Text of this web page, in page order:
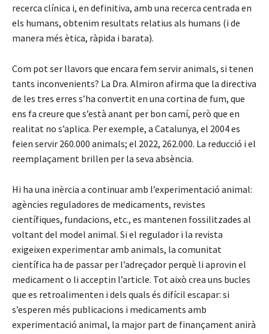
recerca clínica i, en definitiva, amb una recerca centrada en
els humans, obtenim resultats relatius als humans (i de
manera més ètica, ràpida i barata).
Com pot ser llavors que encara fem servir animals, si tenen
tants inconvenients? La Dra. Almiron afirma que la directiva
de les tres erres s’ha convertit en una cortina de fum, que
ens fa creure que s’està anant per bon camí, però que en
realitat no s’aplica. Per exemple, a Catalunya, el 2004 es
feien servir 260.000 animals; el 2022, 262.000. La reducció i el
reemplaçament brillen per la seva absència.
Hi ha una inèrcia a continuar amb l’experimentació animal:
agències reguladores de medicaments, revistes
científiques, fundacions, etc., es mantenen fossilitzades al
voltant del model animal. Si el regulador i la revista
exigeixen experimentar amb animals, la comunitat
científica ha de passar per l’adreçador perquè li aprovin el
medicament o li acceptin l’article. Tot això crea uns bucles
que es retroalimenten i dels quals és difícil escapar: si
s’esperen més publicacions i medicaments amb
experimentació animal, la major part de finançament anirà